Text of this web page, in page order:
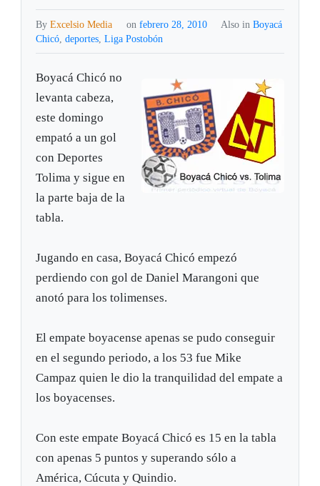
ByExcelsio Media on febrero 28, 2010 Also in Boyacá
Chicó,deportes,Liga Postobón
Boyacá Chicó no
levanta cabeza,
este domingo
empató a un gol
con Deportes
Tolima y sigue en
la parte baja de la
tabla.
Jugando en casa, Boyacá Chicó empezó
perdiendo con gol de Daniel Marangoni que
anotó para los tolimenses.
El empate boyacense apenas se pudo conseguir
en el segundo periodo, a los 53 fue Mike
Campaz quien le dio la tranquilidad del empate a
los boyacenses.
Con este empate Boyacá Chicó es 15 en la tabla
con apenas 5 puntos y superando sólo a
América, Cúcuta y Quindio.